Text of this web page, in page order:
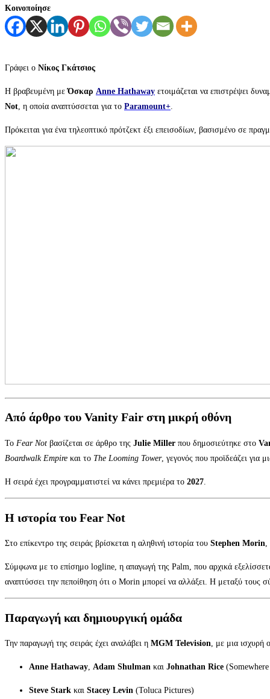
Κοινοποίησε
Γράφει ο Νίκος Γκάτσιος
Η βραβευμένη μεΌσκαρ Anne Hathaway ετοιμάζεται να επιστρέψει
Not , η οποία αναπτύσσεται για το Paramount+
Πρόκειται για ένα τηλεοπτικό πρότζεκτ έξι επεισοδίων, βασισμένο σε
Από άρθρο του Vanity Fair στη μικρή οθόνη
Το Fear Not βασίζεται σε άρθρο της Julie Miller που δημοσιεύτηκε στο
Boardwalk Empire και το The Looming Tower, γεγονός που προϊδεάζει για
Η σειρά έχει προγραμματιστεί να κάνει πρεμιέρα το 2027.
Η ιστορία του Fear Not
Στο επίκεντρο της σειράς βρίσκεται η αληθινή ιστορία του Stephen Morin,
Σύμφωνα με το επίσημο logline, η απαγωγή της Palm, που αρχικά
αναπτύσσει την πεποίθηση ότι ο Morin μπορεί να αλλάξει. Η μεταξύ τους
Παραγωγή και δημιουργική ομάδα
Την παραγωγή της σειράς έχει αναλάβει η MGM Television, με μια ισχυρή
Anne Hathaway, Adam Shulman και Johnathan Rice
Steve Stark και Stacey Levin (Toluca Pictures)